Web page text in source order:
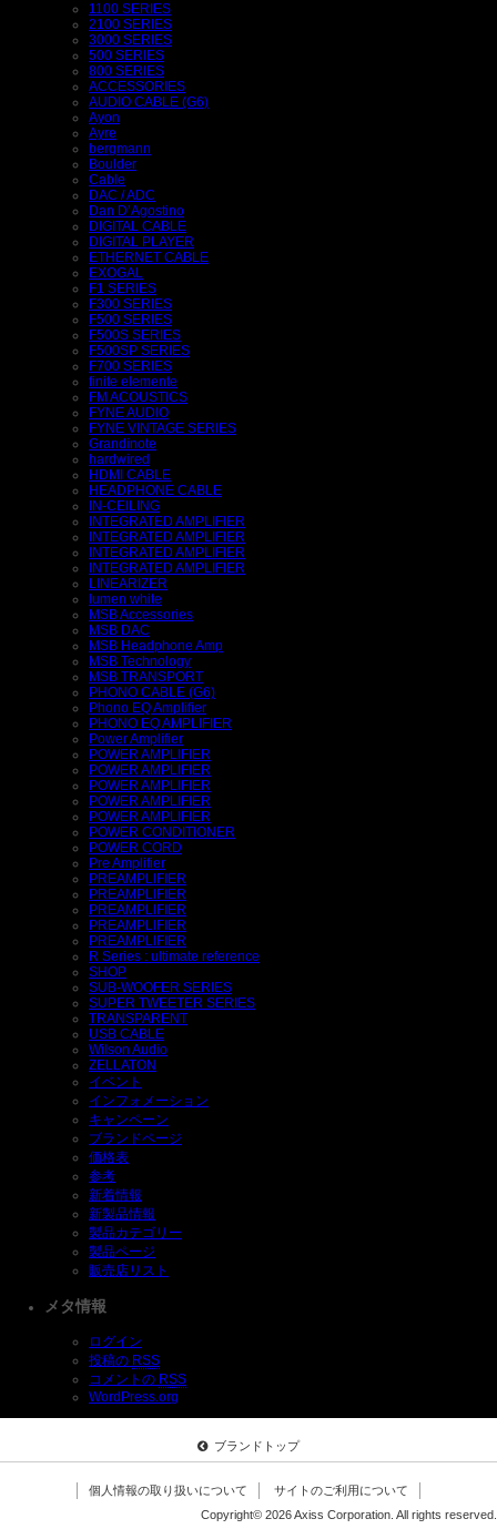
1100 SERIES
2100 SERIES
3000 SERIES
500 SERIES
800 SERIES
ACCESSORIES
AUDIO CABLE (G6)
Ayon
Ayre
bergmann
Boulder
Cable
DAC / ADC
Dan D’Agostino
DIGITAL CABLE
DIGITAL PLAYER
ETHERNET CABLE
EXOGAL
F1 SERIES
F300 SERIES
F500 SERIES
F500S SERIES
F500SP SERIES
F700 SERIES
finite elemente
FM ACOUSTICS
FYNE AUDIO
FYNE VINTAGE SERIES
Grandinote
hardwired
HDMI CABLE
HEADPHONE CABLE
IN-CEILING
INTEGRATED AMPLIFIER
INTEGRATED AMPLIFIER
INTEGRATED AMPLIFIER
INTEGRATED AMPLIFIER
LINEARIZER
lumen white
MSB Accessories
MSB DAC
MSB Headphone Amp
MSB Technology
MSB TRANSPORT
PHONO CABLE (G6)
Phono EQ Amplifier
PHONO EQ AMPLIFIER
Power Amplifier
POWER AMPLIFIER
POWER AMPLIFIER
POWER AMPLIFIER
POWER AMPLIFIER
POWER AMPLIFIER
POWER CONDITIONER
POWER CORD
Pre Amplifier
PREAMPLIFIER
PREAMPLIFIER
PREAMPLIFIER
PREAMPLIFIER
PREAMPLIFIER
R Series : ultimate reference
SHOP
SUB-WOOFER SERIES
SUPER TWEETER SERIES
TRANSPARENT
USB CABLE
Wilson Audio
ZELLATON
イベント
インフォメーション
キャンペーン
ブランドページ
価格表
参考
新着情報
新製品情報
製品カテゴリー
製品ページ
販売店リスト
メタ情報
ログイン
投稿の RSS
コメントの RSS
WordPress.org
ブランドトップ
個人情報の取り扱いについて
サイトのご利用について
Copyright© 2026 Axiss Corporation. All rights reserved.